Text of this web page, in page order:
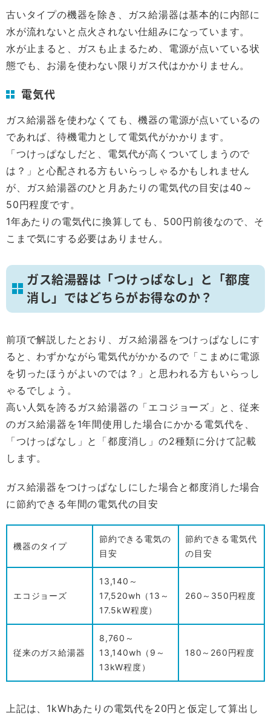
古いタイプの機器を除き、ガス給湯器は基本的に内部に
水が流れないと点火されない仕組みになっています。
水が止まると、ガスも止まるため、電源が点いている状
態でも、お湯を使わない限りガス代はかかりません。
電気代
ガス給湯器を使わなくても、機器の電源が点いているの
であれば、待機電力として電気代がかかります。
「つけっぱなしだと、電気代が高くついてしまうので
は？」と心配される方もいらっしゃるかもしれません
が、ガス給湯器のひと月あたりの電気代の目安は40～
50円程度です。
1年あたりの電気代に換算しても、500円前後なので、そ
こまで気にする必要はありません。
ガス給湯器は「つけっぱなし」と「都度
消し」ではどちらがお得なのか？
前項で解説したとおり、ガス給湯器をつけっぱなしにす
ると、わずかながら電気代がかかるので「こまめに電源
を切ったほうがよいのでは？」と思われる方もいらっし
ゃるでしょう。
高い人気を誇るガス給湯器の「エコジョーズ」と、従来
のガス給湯器を1年間使用した場合にかかる電気代を、
「つけっぱなし」と「都度消し」の2種類に分けて記載
します。
ガス給湯器をつけっぱなしにした場合と都度消した場合
に節約できる年間の電気代の目安
機器のタイプ
節約できる電気の
目安
節約できる電気代
の目安
エコジョーズ
13,140～
17,520wh（13～
17.5kW程度）
260～350円程度
従来のガス給湯器
8,760～
13,140wh（9～
13kW程度）
180～260円程度
上記は、1kWhあたりの電気代を20円と仮定して算出し